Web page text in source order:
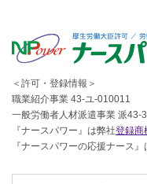
＜許可・登録情報＞
職業紹介事業 43-ユ-010011
一般労働者人材派遣事業 派43-
『ナースパワー』は弊社登録商
『ナースパワーの応援ナース』